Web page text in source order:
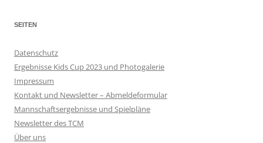
SEITEN
Datenschutz
Ergebnisse Kids Cup 2023 und Photogalerie
Impressum
Kontakt und Newsletter – Abmeldeformular
Mannschaftsergebnisse und Spielpläne
Newsletter des TCM
Über uns